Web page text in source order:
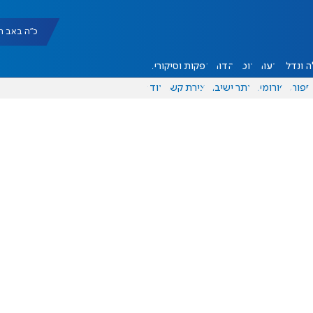
כ"ה באב תשפ"ו
ונדל"ן דעות אוכל יהדות הפקות וסיקורים
ספורט פורומים אתר ישיבה יצירת קשר עוד